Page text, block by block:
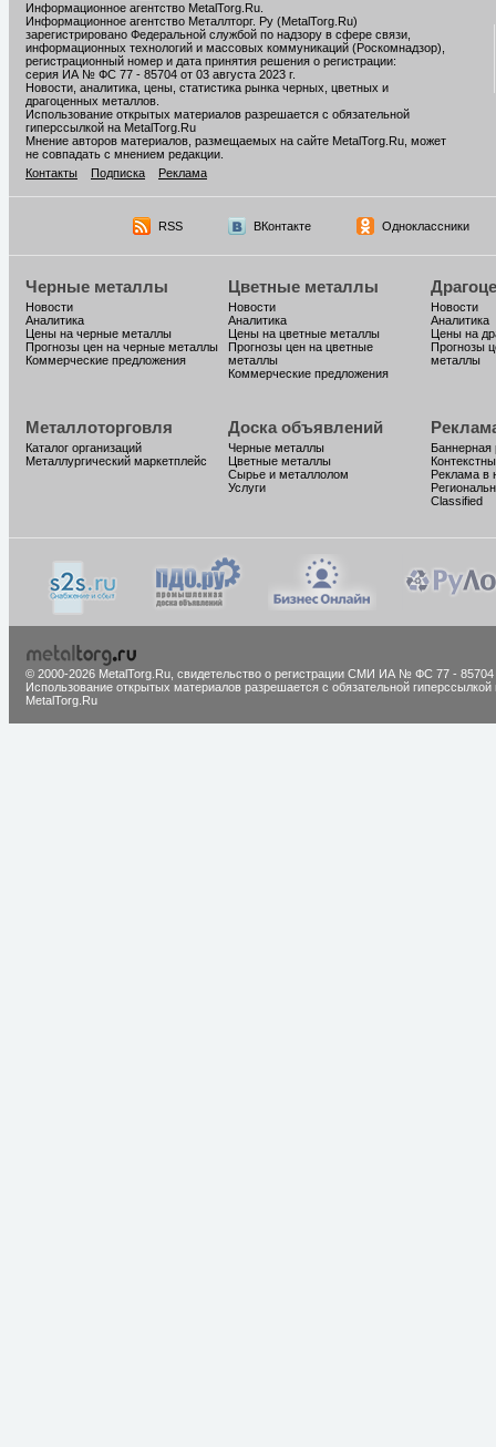
Информационное агентство MetalTorg.Ru
Информационное агентство Металлторг. Ру (MetalTorg.Ru)
зарегистрировано Федеральной службой по надзору в сфере связи,
информационных технологий и массовых коммуникаций (Роскомнадзор),
регистрационный номер и дата принятия решения о регистрации:
серия ИА № ФС 77 - 85704 от 03 августа 2023 г.
Новости, аналитика, цены, статистика рынка черных, цветных и
драгоценных металлов.
Использование открытых материалов разрешается с обязательной
гиперссылкой на MetalTorg.Ru
Мнение авторов материалов, размещаемых на сайте MetalTorg.Ru, может
не совпадать с мнением редакции.
Контакты
Подписка Реклама
RSS ВКонтакте Одноклассники
Черные металлы
Новости
Аналитика
Цены на черные металлы
Прогнозы цен на черные металлы
Коммерческие предложения
Цветные металлы
Новости
Аналитика
Цены на цветные металлы
Прогнозы цен на цветные
металлы
Коммерческие предложения
Новости
Аналитика
Цены на
Прогнозы
металлы
Металлоторговля
Каталог организаций
Металлургический маркетплейс
Доска объявлений
Черные металлы
Цветные металлы
Сырье и металлолом
Услуги
Баннерная
Реклама в
Classified
© 2000-2026 MetalTorg.Ru, cвидетельство о регистрации СМИ ИА № ФС 77 - 85704
Использование открытых материалов разрешается с обязательной гиперссылкой
MetalTorg.Ru